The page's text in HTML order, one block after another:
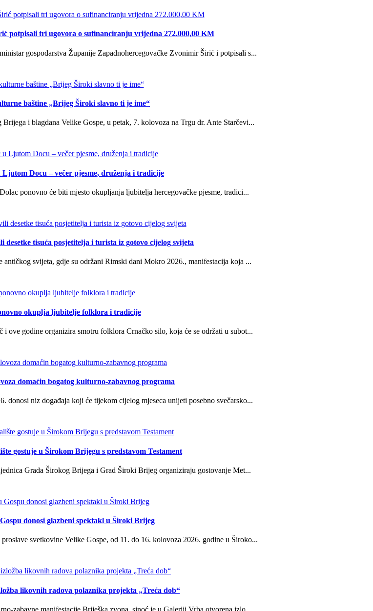
potpisali tri ugovora o sufinanciranju vrijedna 272.000,00 KM
gospodarstva Županije Zapadnohercegovačke Zvonimir Širić i potpisali s...
baštine „Brijeg Široki slavno ti je ime“
i blagdana Velike Gospe, u petak, 7. kolovoza na Trgu dr. Ante Starčevi...
Ljutom Docu – večer pjesme, druženja i tradicije
ponovno će biti mjesto okupljanja ljubitelja hercegovačke pjesme, tradici...
tisuća posjetitelja i turista iz gotovo cijelog svijeta
svijeta, gdje su održani Rimski dani Mokro 2026., manifestacija koja ...
okuplja ljubitelje folklora i tradicije
ove godine organizira smotru folklora Crnačko silo, koja će se održati u subot...
domaćin bogatog kulturno-zabavnog programa
donosi niz događaja koji će tijekom cijelog mjeseca unijeti posebno svečarsko...
gostuje u Širokom Brijegu s predstavom Testament
Grada Širokog Brijega i Grad Široki Brijeg organiziraju gostovanje Met...
donosi glazbeni spektakl u Široki Brijeg
svetkovine Velike Gospe, od 11. do 16. kolovoza 2026. godine u Široko...
likovnih radova polaznika projekta „Treća dob“
zabavne manifestacije Briješka zvona, sinoć je u Galeriji Vrba otvorena izlo...